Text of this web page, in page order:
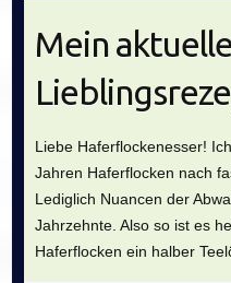
Mein
Liebe Haferflockenesser!
Jahren Haferflocken nach
Lediglich Nuancen der
Jahrzehnte. Also so ist es
Haferflocken ein halber